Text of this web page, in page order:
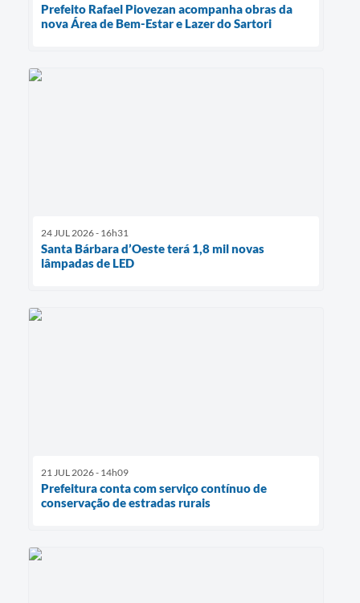
Prefeito Rafael Piovezan acompanha obras da
nova Área de Bem-Estar e Lazer do Sartori
24 JUL 2026 - 16h31
Santa Bárbara d’Oeste terá 1,8 mil novas
lâmpadas de LED
21 JUL 2026 - 14h09
Prefeitura conta com serviço contínuo de
conservação de estradas rurais